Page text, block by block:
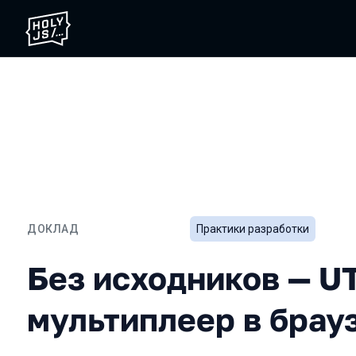
ДОКЛАД
Без исходников — UT99
Практики разработки
Без исходников —
мультиплеер в